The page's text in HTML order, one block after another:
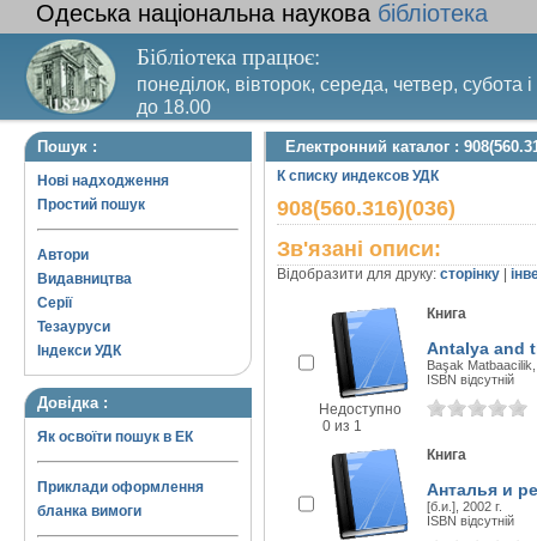
Одеська національна наукова бібліотека
Бібліотека працює:
понеділок, вівторок, середа, четвер, субота
до 18.00
Вихідний день – п’ятниця. Останній четвер
Пошук :
Нові надходження
Простий пошук
Автори
Видавництва
Серії
Тезауруси
Індекси УДК
Довідка :
Як освоїти пошук в ЕК
Приклади оформлення
бланка вимоги
Електронний каталог :
К списку индексов УДК
908(560.316)(036)
Зв'язані описи:
Відобразити для друку: сторінку
Недоступно
0 из 1
Книга
Antalya and
Başak Matbaacilik,
ISBN відсутній
Книга
Анталья и
[б.и.], 2002 г.
ISBN відсутній